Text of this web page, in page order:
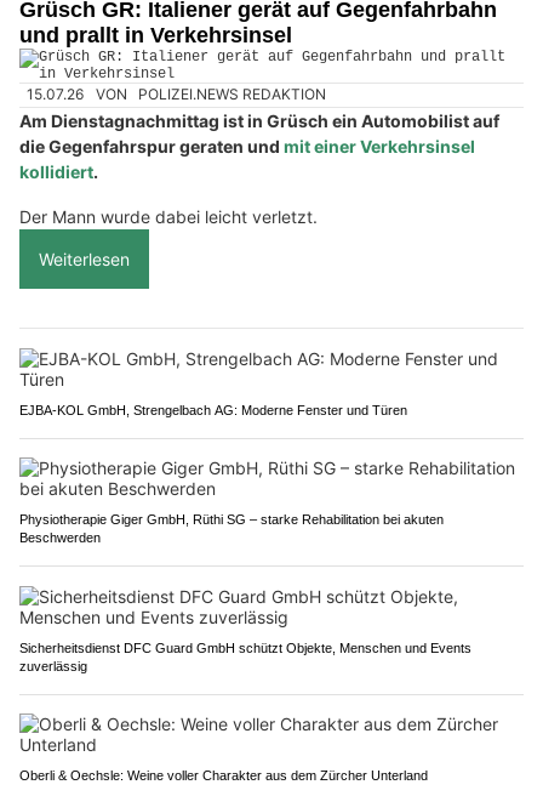
Grüsch GR: Italiener gerät auf Gegenfahrbahn
und prallt in Verkehrsinsel
15.07.26 VON POLIZEI.NEWS REDAKTION
Am Dienstagnachmittag ist in Grüsch ein Automobilist auf
die Gegenfahrspur geraten und mit einer Verkehrsinsel
kollidiert.
Der Mann wurde dabei leicht verletzt.
Weiterlesen
EJBA-KOL GmbH, Strengelbach AG: Moderne Fenster und Türen
Physiotherapie Giger GmbH, Rüthi SG – starke Rehabilitation bei akuten
Beschwerden
Sicherheitsdienst DFC Guard GmbH schützt Objekte, Menschen und Events
zuverlässig
Oberli & Oechsle: Weine voller Charakter aus dem Zürcher Unterland